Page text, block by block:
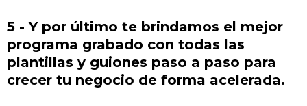
5 - Y por último te brindamos el mejor
programa grabado con todas las
plantillas y guiones paso a paso para
crecer tu negocio de forma acelerada.